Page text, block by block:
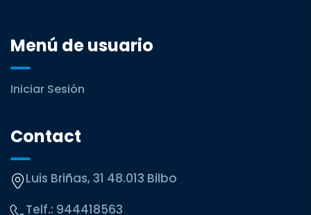
Menú de usuario
Iniciar Sesión
Contact
Luis Briñas, 31 48.013 Bilbo
Telf.: 944418563